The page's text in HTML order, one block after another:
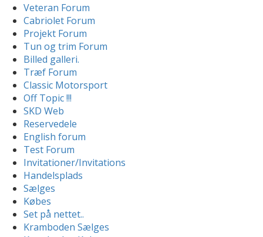
Veteran Forum
Cabriolet Forum
Projekt Forum
Tun og trim Forum
Billed galleri.
Træf Forum
Classic Motorsport
Off Topic !!!
SKD Web
Reservedele
English forum
Test Forum
Invitationer/Invitations
Handelsplads
Sælges
Købes
Set på nettet..
Kramboden Sælges